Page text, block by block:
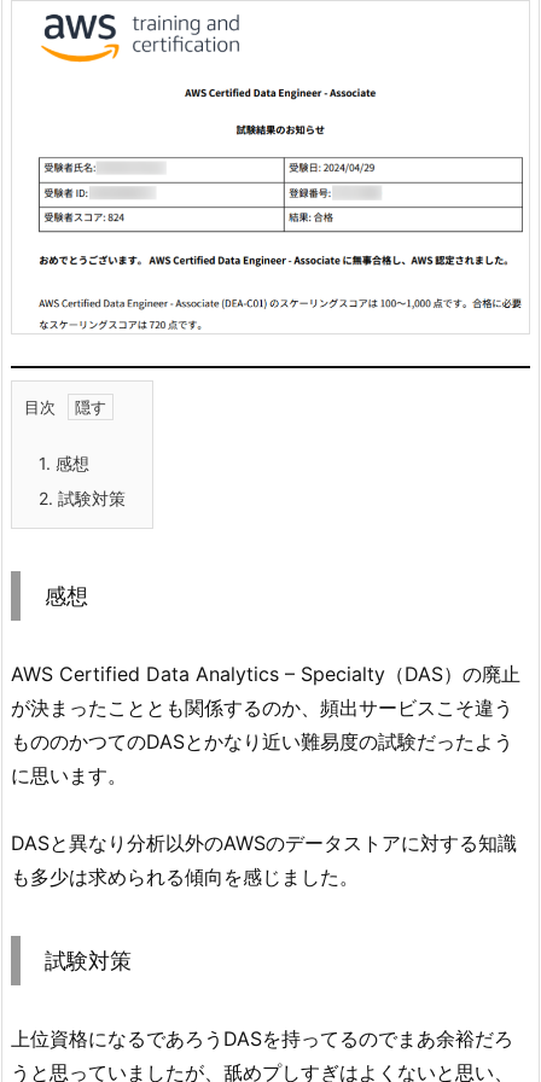
目次
1. 感想
2. 試験対策
感想
AWS Certified Data Analytics – Specialty（DAS）の廃止
が決まったこととも関係するのか、頻出サービスこそ違う
もののかつてのDASとかなり近い難易度の試験だったよう
に思います。
DASと異なり分析以外のAWSのデータストアに対する知識
も多少は求められる傾向を感じました。
試験対策
上位資格になるであろうDASを持ってるのでまあ余裕だろ
うと思っていましたが、舐めプしすぎはよくないと思い、